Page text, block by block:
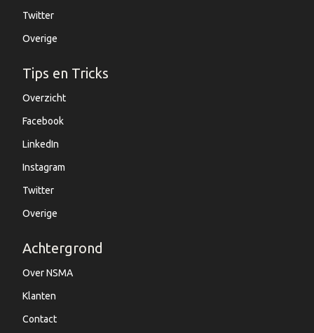
Twitter
Overige
Tips en Tricks
Overzicht
Facebook
LinkedIn
Instagram
Twitter
Overige
Achtergrond
Over NSMA
Klanten
Contact